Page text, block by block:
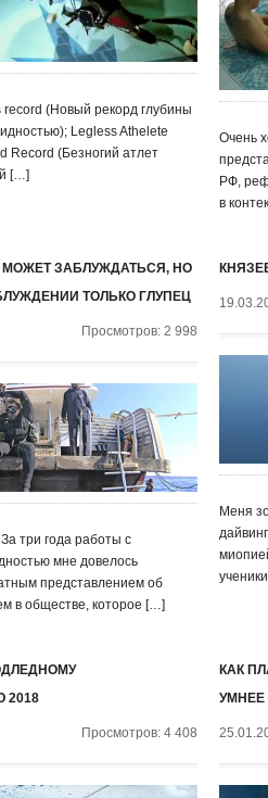
record (Новый рекорд глубины
Legless Athelete
Record (Безногий атлет
[…]
Очень
РФ,
в
ЗАБЛУЖДАТЬСЯ, НО
ТОЛЬКО ГЛУПЕЦ
Просмотров: 2 998
три года работы с
мне довелось
представлением об
в обществе, которое […]
Меня
2018
Просмотров: 4 408
КАК
УМНЕЕ